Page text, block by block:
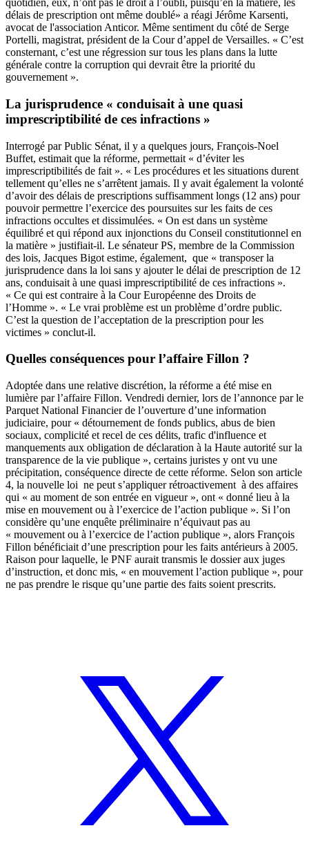
quotidien, eux, n’ont pas le droit à l’oubli, puisqu’en la matière, les
délais de prescription ont même doublé» a réagi Jérôme Karsenti,
avocat de l'association Anticor. Même sentiment du côté de Serge
Portelli, magistrat, président de la Cour d’appel de Versailles. « C’est
consternant, c’est une régression sur tous les plans dans la lutte
générale contre la corruption qui devrait être la priorité du
gouvernement ».
La jurisprudence « conduisait à une quasi
imprescriptibilité de ces infractions »
Interrogé par Public Sénat, il y a quelques jours, François-Noel
Buffet, estimait que la réforme, permettait « d’éviter les
imprescriptibilités de fait ». « Les procédures et les situations durent
tellement qu’elles ne s’arrêtent jamais. Il y avait également la volonté
d’avoir des délais de prescriptions suffisamment longs (12 ans) pour
pouvoir permettre l’exercice des poursuites sur les faits de ces
infractions occultes et dissimulées. « On est dans un système
équilibré et qui répond aux injonctions du Conseil constitutionnel en
la matière » justifiait-il. Le sénateur PS, membre de la Commission
des lois, Jacques Bigot estime, également, que « transposer la
jurisprudence dans la loi sans y ajouter le délai de prescription de 12
ans, conduisait à une quasi imprescriptibilité de ces infractions ».
« Ce qui est contraire à la Cour Européenne des Droits de
l’Homme ». « Le vrai problème est un problème d’ordre public.
C’est la question de l’acceptation de la prescription pour les
victimes » conclut-il.
Quelles conséquences pour l’affaire Fillon ?
Adoptée dans une relative discrétion, la réforme a été mise en
lumière par l’affaire Fillon. Vendredi dernier, lors de l’annonce par le
Parquet National Financier de l’ouverture d’une information
judiciaire, pour « détournement de fonds publics, abus de bien
sociaux, complicité et recel de ces délits, trafic d'influence et
manquements aux obligation de déclaration à la Haute autorité sur la
transparence de la vie publique », certains juristes y ont vu une
précipitation, conséquence directe de cette réforme. Selon son article
4, la nouvelle loi ne peut s’appliquer rétroactivement à des affaires
qui « au moment de son entrée en vigueur », ont « donné lieu à la
mise en mouvement ou à l’exercice de l’action publique ». Si l’on
considère qu’une enquête préliminaire n’équivaut pas au
« mouvement ou à l’exercice de l’action publique », alors François
Fillon bénéficiait d’une prescription pour les faits antérieurs à 2005.
Raison pour laquelle, le PNF aurait transmis le dossier aux juges
d’instruction, et donc mis, « en mouvement l’action publique », pour
ne pas prendre le risque qu’une partie des faits soient prescrits.